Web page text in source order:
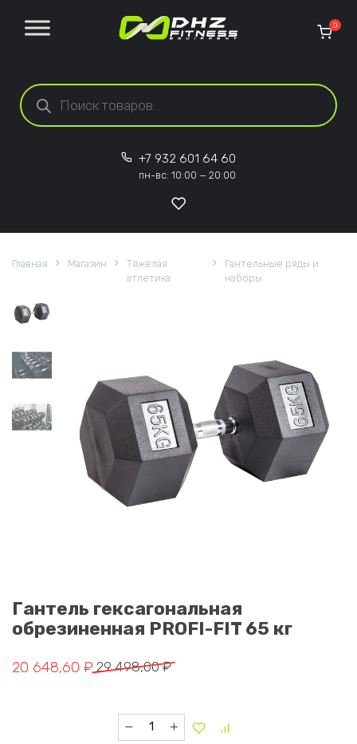
Поиск товаров
0
+7 932 601 64 60
пн-вс: 10:00 — 20:00
Главная Магазин
Тяжелая
атлетика
Гантельные ряды и
наборы
Гантель гексагональная
обрезиненная PROFI-FIT 65 кг
29 498,00₽
Первоначальная цена составляла 29 498,00 ₽.
20 648,60 ₽
Текущая цена: 20 648,60 ₽.
Количество товара Гантель